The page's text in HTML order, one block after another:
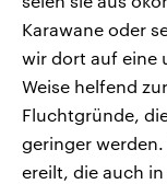
Karawane oder
wir dort auf eine
Weise helfend
Fluchtgründe,
geringer werden.
ereilt, die auch